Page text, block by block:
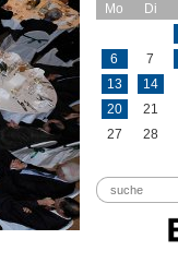
Mo Di
6
7
13
14
20
21
27
28